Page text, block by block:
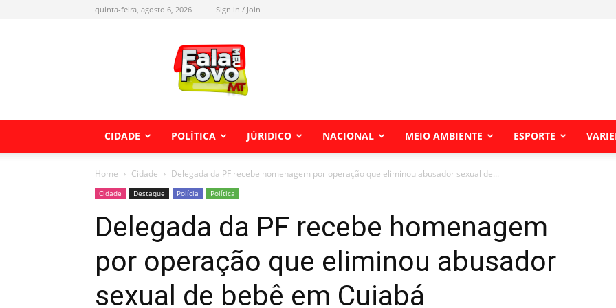
quinta-feira, agosto 6, 2026 Sign in / Join
Fala
meu
Povo
MT
CIDADE POLÍTICA JÚRIDICO NACIONAL MEIO AMBIENTE ESPORTE
Home Cidade Delegada da PF recebe homenagem por operação que eliminou abusador sexual de...
Cidade Destaque Polícia Política
Delegada da PF recebe homenagem
por operação que eliminou abusador
sexual de bebê em Cuiabá